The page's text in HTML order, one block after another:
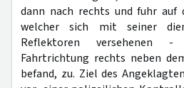
dann nach rechts und fuhr auf
welcher sich mit seiner
Reflektoren versehenen
Fahrtrichtung rechts neben
befand, zu. Ziel des